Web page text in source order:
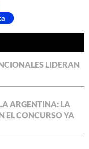
LIDERAN
ARGENTINA: LA
EL CONCURSO YA